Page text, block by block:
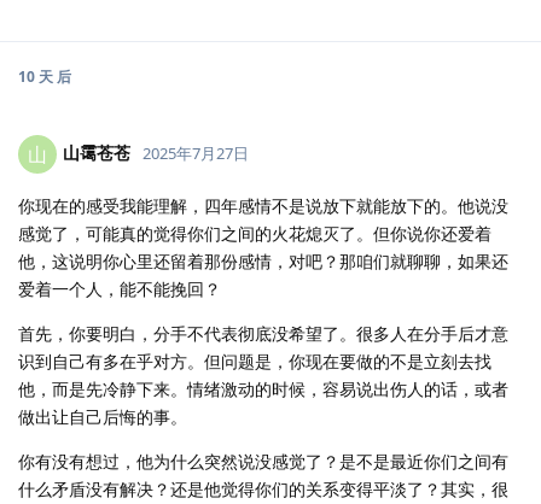
10 天 后
山 山霭苍苍 2025年7月27日
你现在的感受我能理解，四年感情不是说放下就能放下的。他说没
感觉了，可能真的觉得你们之间的火花熄灭了。但你说你还爱着
他，这说明你心里还留着那份感情，对吧？那咱们就聊聊，如果还
爱着一个人，能不能挽回？
首先，你要明白，分手不代表彻底没希望了。很多人在分手后才意
识到自己有多在乎对方。但问题是，你现在要做的不是立刻去找
他，而是先冷静下来。情绪激动的时候，容易说出伤人的话，或者
做出让自己后悔的事。
你有没有想过，他为什么突然说没感觉了？是不是最近你们之间有
什么矛盾没有解决？还是他觉得你们的关系变得平淡了？其实，很